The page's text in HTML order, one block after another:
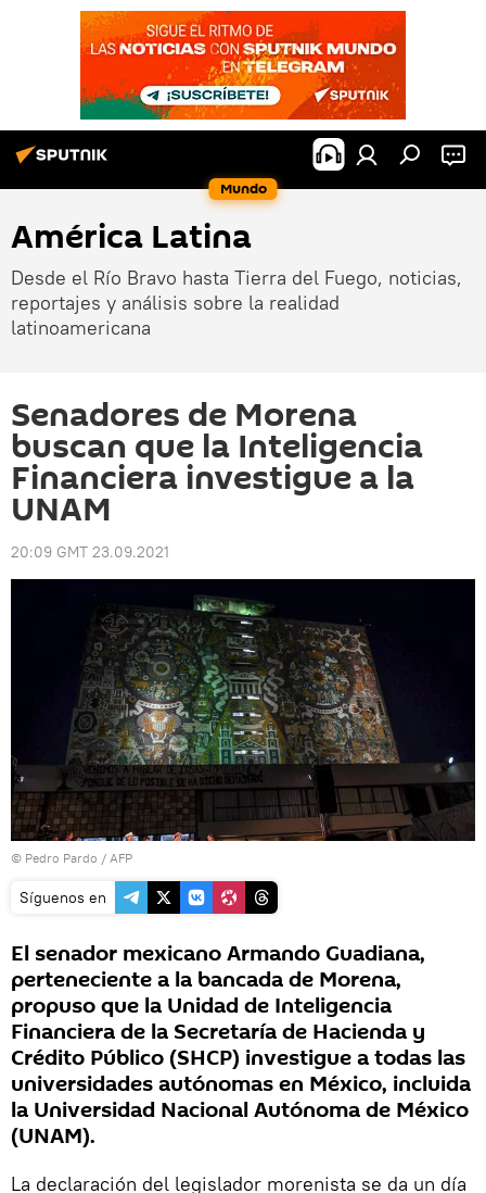
Mundo
América Latina
Desde el Río Bravo hasta Tierra del Fuego, noticias,
reportajes y análisis sobre la realidad
latinoamericana
Senadores de Morena
buscan que la Inteligencia
Financiera investigue a la
UNAM
20:09 GMT 23.09.2021
© Pedro Pardo / AFP
Síguenos en
El senador mexicano Armando Guadiana,
perteneciente a la bancada de Morena,
propuso que la Unidad de Inteligencia
Financiera de la Secretaría de Hacienda y
Crédito Público (SHCP) investigue a todas las
universidades autónomas en México, incluida
la Universidad Nacional Autónoma de México
(UNAM).
La declaración del legislador morenista se da un día